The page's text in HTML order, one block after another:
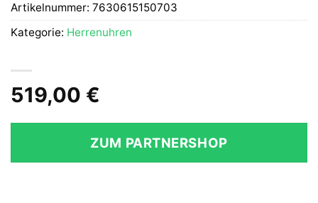
519,00 €
ZUM PARTNERSHOP
Artikelnummer: 7630615150703
Kategorie: Herrenuhren